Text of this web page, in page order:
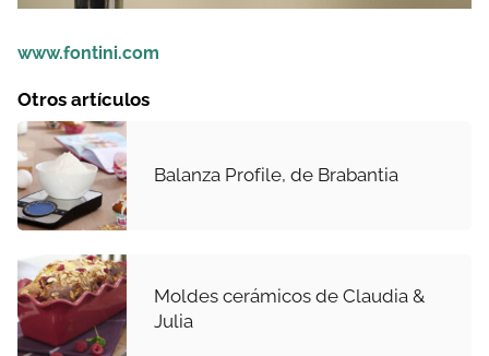
www.fontini.com
Otros artículos
Balanza Profile, de Brabantia
Moldes cerámicos de Claudia &
Julia